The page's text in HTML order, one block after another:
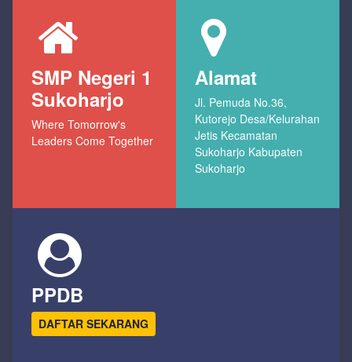
SMP Negeri 1
Sukoharjo
Where Tomorrow's
Leaders Come Together
Alamat
Jl. Pemuda No.36,
Kutorejo Desa/Kelurahan
Jetis Kecamatan
Sukoharjo Kabupaten
Sukoharjo
PPDB
DAFTAR SEKARANG